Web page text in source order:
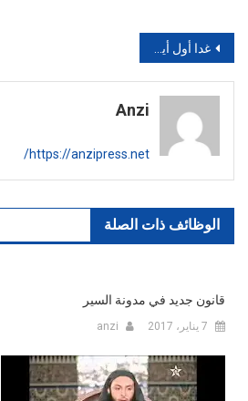
تصفّح
المقالات
غدا أول أيام شهر شعبان
Anzi
https://anzipress.net/
الوظائف ذات الصلة
قانون جديد في مدونة السير
7 يناير، 2017 anzi